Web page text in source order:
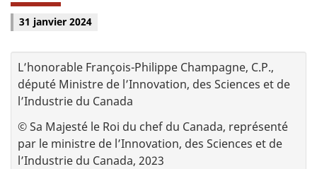
31 janvier 2024
L’honorable François-Philippe Champagne, C.P.,
député Ministre de l’Innovation, des Sciences et de
l’Industrie du Canada
© Sa Majesté le Roi du chef du Canada, représenté
par le ministre de l’Innovation, des Sciences et de
l’Industrie du Canada, 2023